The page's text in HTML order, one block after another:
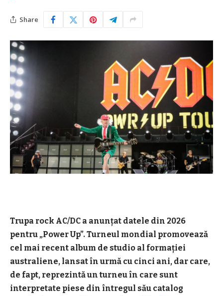
Share
Trupa rock AC/DC a anunţat datele din 2026
pentru „Power Up”. Turneul mondial promovează
cel mai recent album de studio al formaţiei
australiene, lansat în urmă cu cinci ani, dar care,
de fapt, reprezintă un turneu în care sunt
interpretate piese din întregul său catalog